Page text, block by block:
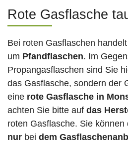
Rote Gasflasche
Bei roten Gasflaschen
um Pfandflaschen. Im
Propangasflaschen sind Sie
das Gasflasche, sondern der
eine rote Gasflasche in
achten Sie bitte auf das
roten Gasflasche. Sie
nur bei dem